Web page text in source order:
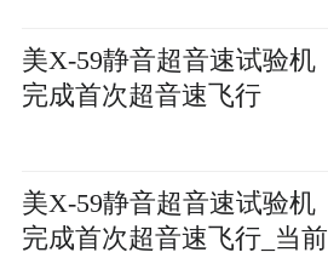
美X-59静音超音速试验机
完成首次超音速飞行
美X-59静音超音速试验机
完成首次超音速飞行_当前